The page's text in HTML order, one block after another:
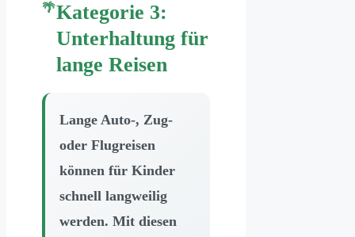
Kategorie 3:
Unterhaltung für
lange Reisen
Lange Auto-, Zug-
oder Flugreisen
können für Kinder
schnell langweilig
werden. Mit diesen